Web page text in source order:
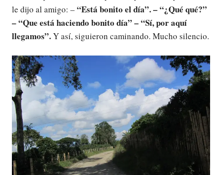
le dijo al amigo: –“Está bonito el día”. – “¿Qué qué?”
– “Que está haciendo bonito día” – “Sí, por aquí
llegamos”.Y así, siguieron caminando. Mucho silencio.